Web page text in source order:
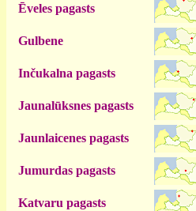
Ēveles pagasts
Gulbene
Inčukalna pagasts
Jaunalūksnes pagasts
Jaunlaicenes pagasts
Jumurdas pagasts
Katvaru pagasts